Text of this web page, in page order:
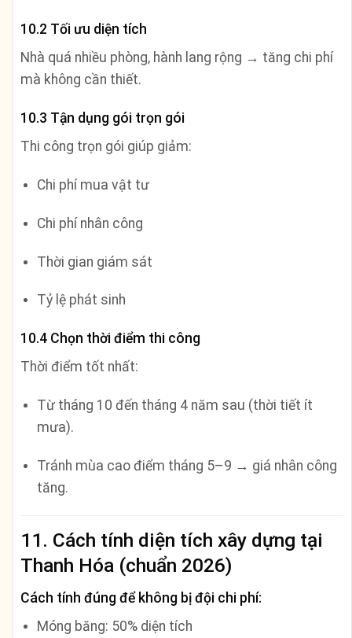
10.2 Tối ưu diện tích
Nhà quá nhiều phòng, hành lang rộng → tăng chi phí
mà không cần thiết.
10.3 Tận dụng gói trọn gói
Thi công trọn gói giúp giảm:
Chi phí mua vật tư
Chi phí nhân công
Thời gian giám sát
Tỷ lệ phát sinh
10.4 Chọn thời điểm thi công
Thời điểm tốt nhất:
Từ tháng 10 đến tháng 4 năm sau (thời tiết ít
mưa).
Tránh mùa cao điểm tháng 5–9 → giá nhân công
tăng.
11. Cách tính diện tích xây dựng tại
Thanh Hóa (chuẩn 2026)
Cách tính đúng để không bị đội chi phí:
Móng băng: 50% diện tích